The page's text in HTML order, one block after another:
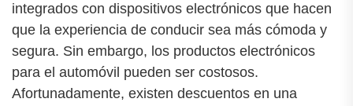
integrados con dispositivos electrónicos que hacen
que la experiencia de conducir sea más cómoda y
segura. Sin embargo, los productos electrónicos
para el automóvil pueden ser costosos.
Afortunadamente, existen descuentos en una